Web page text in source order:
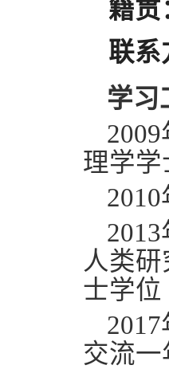
籍贯
联系
学习
2009
理学
2010
2013
人类
士学位
2017
交流一